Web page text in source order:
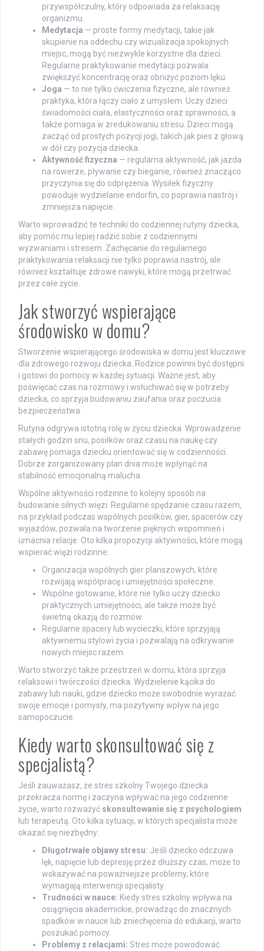
przywspółczulny, który odpowiada za relaksację
organizmu.
Medytacja — proste formy medytacji, takie jak
skupienie na oddechu czy wizualizacja spokojnych
miejsc, mogą być niezwykle korzystne dla dzieci.
Regularne praktykowanie medytacji pozwala
zwiększyć koncentrację oraz obniżyć poziom lęku.
Joga — to nie tylko ćwiczenia fizyczne, ale również
praktyka, która łączy ciało z umysłem. Uczy dzieci
świadomości ciała, elastyczności oraz sprawności, a
także pomaga w zredukowaniu stresu. Dzieci mogą
zacząć od prostych pozycji jogi, takich jak pies z głową
w dół czy pozycja dziecka.
Aktywność fizyczna — regularna aktywność, jak jazda
na rowerze, pływanie czy bieganie, również znacząco
przyczynia się do odprężenia. Wysiłek fizyczny
powoduje wydzielanie endorfin, co poprawia nastrój i
zmniejsza napięcie.
Warto wprowadzić te techniki do codziennej rutyny dziecka,
aby pomóc mu lepiej radzić sobie z codziennymi
wyzwaniami i stresem. Zachęcanie do regularnego
praktykowania relaksacji nie tylko poprawia nastrój, ale
również kształtuje zdrowe nawyki, które mogą przetrwać
przez całe życie.
Jak stworzyć wspierające
środowisko w domu?
Stworzenie wspierającego środowiska w domu jest kluczowe
dla zdrowego rozwoju dziecka. Rodzice powinni być dostępni
i gotowi do pomocy w każdej sytuacji. Ważne jest, aby
poświęcać czas na rozmowy i wsłuchiwać się w potrzeby
dziecka, co sprzyja budowaniu zaufania oraz poczucia
bezpieczeństwa.
Rutyna odgrywa istotną rolę w życiu dziecka. Wprowadzenie
stałych godzin snu, posiłków oraz czasu na naukę czy
zabawę pomaga dziecku orientować się w codzienności.
Dobrze zorganizowany plan dnia może wpłynąć na
stabilność emocjonalną malucha.
Wspólne aktywności rodzinne to kolejny sposób na
budowanie silnych więzi. Regularne spędzanie czasu razem,
na przykład podczas wspólnych posiłków, gier, spacerów czy
wyjazdów, pozwala na tworzenie pięknych wspomnień i
umacnia relacje. Oto kilka propozycji aktywności, które mogą
wspierać więzi rodzinne:
Organizacja wspólnych gier planszowych, które
rozwijają współpracę i umiejętności społeczne.
Wspólne gotowanie, które nie tylko uczy dziecko
praktycznych umiejętności, ale także może być
świetną okazją do rozmów.
Regularne spacery lub wycieczki, które sprzyjają
aktywnemu stylowi życia i pozwalają na odkrywanie
nowych miejsc razem.
Warto stworzyć także przestrzeń w domu, która sprzyja
relaksowi i twórczości dziecka. Wydzielenie kącika do
zabawy lub nauki, gdzie dziecko może swobodnie wyrażać
swoje emocje i pomysły, ma pozytywny wpływ na jego
samopoczucie.
Kiedy warto skonsultować się z
specjalistą?
Jeśli zauważasz, że stres szkolny Twojego dziecka
przekracza normę i zaczyna wpływać na jego codzienne
życie, warto rozważyć skonsultowanie się z psychologiem
lub terapeutą. Oto kilka sytuacji, w których specjalista może
okazać się niezbędny:
Długotrwałe objawy stresu: Jeśli dziecko odczuwa
lęk, napięcie lub depresję przez dłuższy czas, może to
wskazywać na poważniejsze problemy, które
wymagają interwencji specjalisty.
Trudności w nauce: Kiedy stres szkolny wpływa na
osiągnięcia akademickie, prowadząc do znacznych
spadków w nauce lub zniechęcenia do edukacji, warto
poszukać pomocy.
Problemy z relacjami: Stres może powodować